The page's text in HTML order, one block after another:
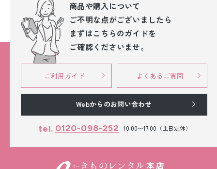
商品や購入について
ご不明な点がございましたら
まずはこちらのガイドを
ご確認くださいませ。
ご利用ガイド よくあるご質問
Webからのお問い合わせ
tel. 0120-098-252 10:00〜17:00（土日定休）